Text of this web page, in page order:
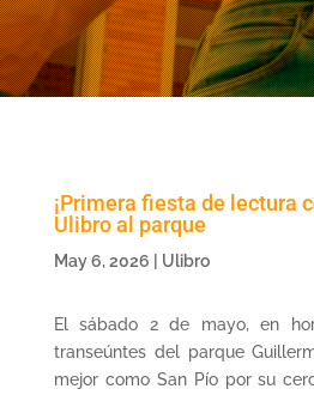
¡Primera fiesta de lectura
Ulibro al parque
May 6, 2026 Ulibro
El sábado 2 de mayo, en
transeúntes del parque
mejor como San Pío por su